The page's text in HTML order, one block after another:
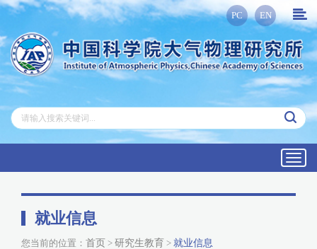
PC EN
就业信息
您当前的位置： 首页 > 研究生教育 > 就业信息